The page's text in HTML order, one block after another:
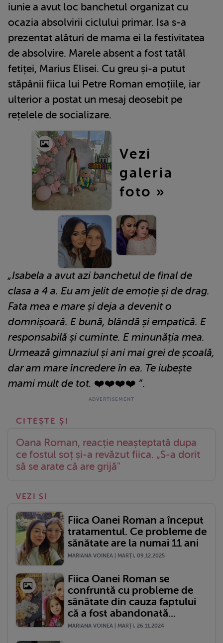
iunie a avut loc banchetul organizat cu
ocazia absolvirii ciclului primar. Isa s-a
prezentat alături de mama ei la festivitatea
de absolvire. Marele absent a fost tatăl
fetiței, Marius Elisei. Cu greu și-a putut
stăpânii fiica lui Petre Roman emoțiile, iar
ulterior a postat un mesaj deosebit pe
rețelele de socializare.
Vezi
galeria
foto »
„Isabela a avut azi banchetul de final de
clasa a 4 a. Eu am jelit de emoție și de drag.
Fata mea e mare și deja a devenit o
domnișoară. E bună, blândă și empatică. E
responsabilă și cuminte. E minunăția mea.
Urmează gimnaziul și ani mai grei de școală,
dar am mare încredere în ea. Te iubește
mami mult de tot. ❤️❤️❤️❤️ ”.
Oana Roman, reacție neașteptată dupa
ce fostul soț și-a revăzut fiica. „S-a dorit
să se arate că are grijă"
VEZI SI
Fiica Oanei Roman a început
tratamentul. Ce probleme de
sănătate are la numai 11 ani
MARIANA VOINEA | MARŢI, 09.12.2025
Fiica Oanei Roman se
confruntă cu probleme de
sănătate din cauza faptului
că a fost abandonată...
MARIANA VOINEA | MARŢI, 26.11.2024